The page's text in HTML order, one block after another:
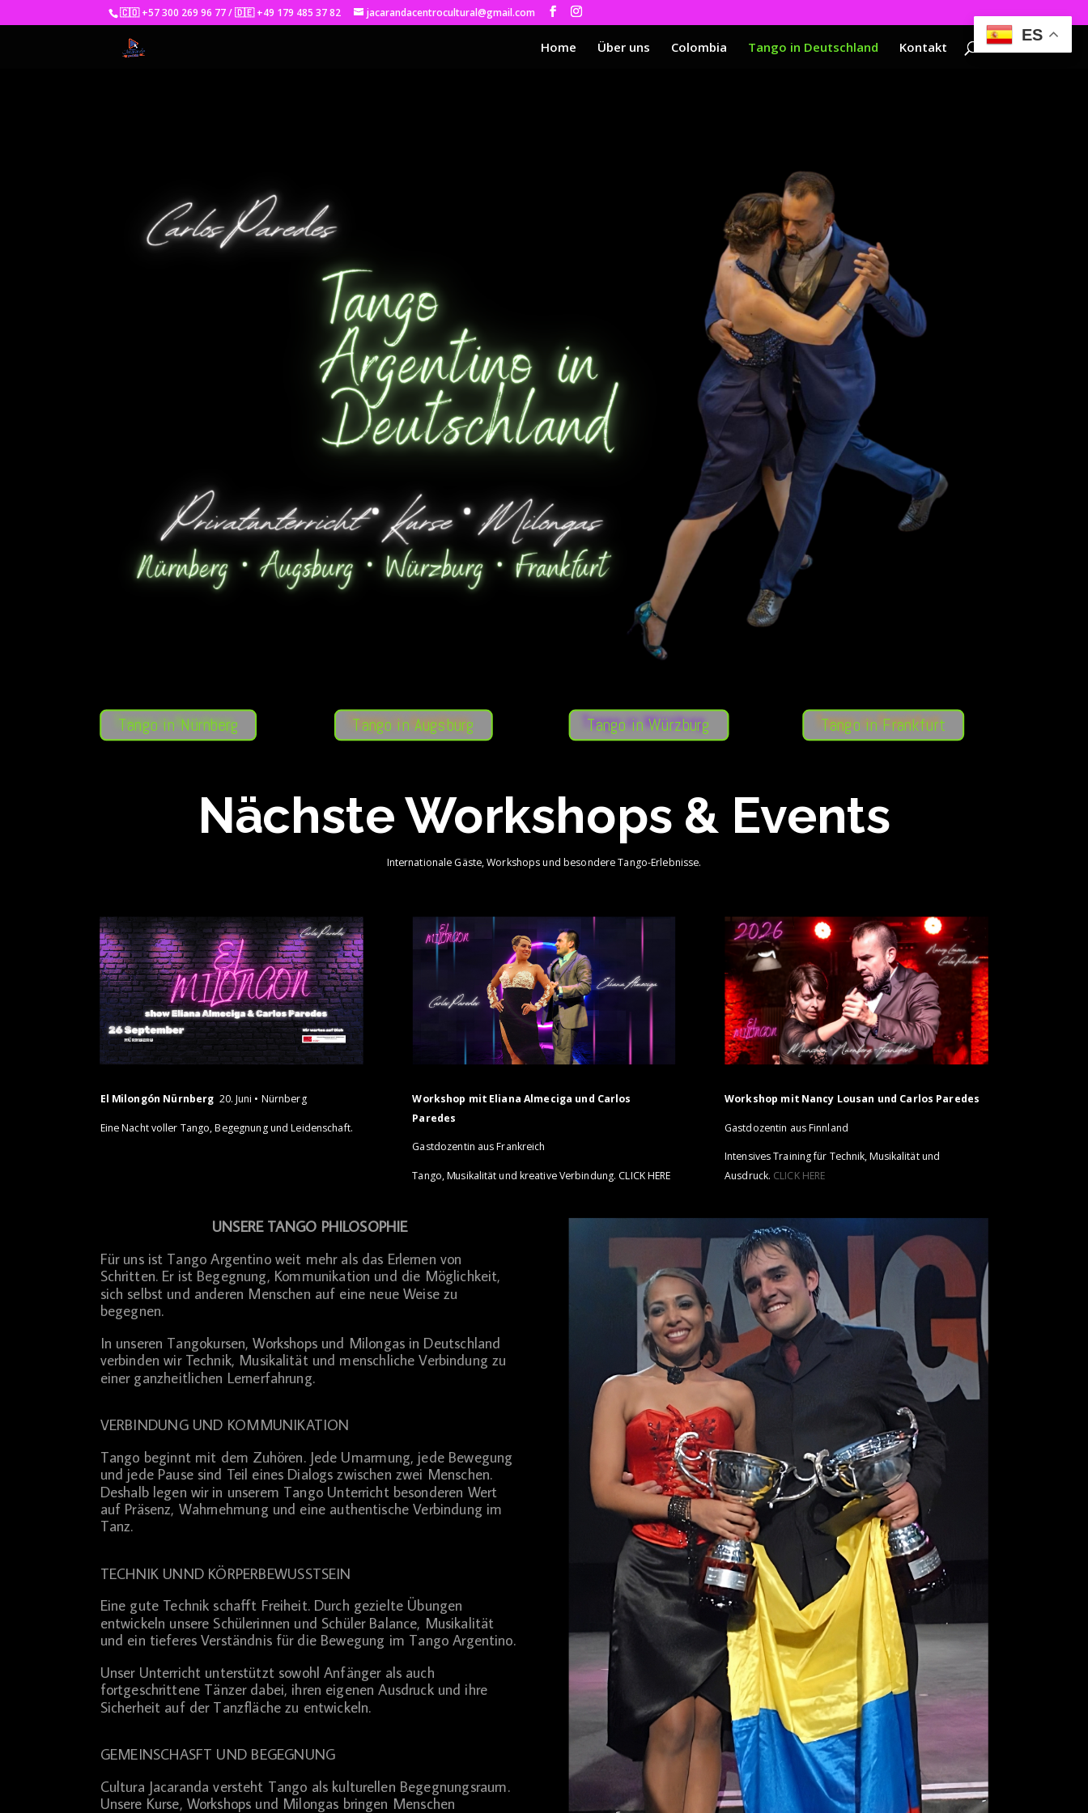
🇨🇴 +57 300 269 96 77 / 🇩🇪 +49 179 485 37 82 jacarandacentrocultural@gmail.com
Home Über uns Colombia Tango in Deutschland Kontakt
Tango in Nürnberg Tango in Augsburg Tango in Würzburg Tango in Frankfurt
Nächste Workshops & Events
Internationale Gäste, Workshops und besondere Tango-Erlebnisse.
El Milongón Nürnberg 20. Juni • Nürnberg
Eine Nacht voller Tango, Begegnung und Leidenschaft.
Workshop mit Eliana Almeciga und Carlos
Paredes
Gastdozentin aus Frankreich
Tango, Musikalität und kreative Verbindung. CLICK HERE
Workshop mit Nancy Lousan und Carlos Paredes
Gastdozentin aus Finnland
Intensives Training für Technik, Musikalität und
Ausdruck. CLICK HERE
UNSERE TANGO PHILOSOPHIE
Für uns ist Tango Argentino weit mehr als das Erlernen von
Schritten. Er ist Begegnung, Kommunikation und die Möglichkeit,
sich selbst und anderen Menschen auf eine neue Weise zu
begegnen.
In unseren Tangokursen, Workshops und Milongas in Deutschland
verbinden wir Technik, Musikalität und menschliche Verbindung zu
einer ganzheitlichen Lernerfahrung.
VERBINDUNG UND KOMMUNIKATION
Tango beginnt mit dem Zuhören. Jede Umarmung, jede Bewegung
und jede Pause sind Teil eines Dialogs zwischen zwei Menschen.
Deshalb legen wir in unserem Tango Unterricht besonderen Wert
auf Präsenz, Wahrnehmung und eine authentische Verbindung im
Tanz.
TECHNIK UNND KÖRPERBEWUSSTSEIN
Eine gute Technik schafft Freiheit. Durch gezielte Übungen
entwickeln unsere Schülerinnen und Schüler Balance, Musikalität
und ein tieferes Verständnis für die Bewegung im Tango Argentino.
Unser Unterricht unterstützt sowohl Anfänger als auch
fortgeschrittene Tänzer dabei, ihren eigenen Ausdruck und ihre
Sicherheit auf der Tanzfläche zu entwickeln.
GEMEINSCHASFT UND BEGEGNUNG
Cultura Jacaranda versteht Tango als kulturellen Begegnungsraum.
Unsere Kurse, Workshops und Milongas bringen Menschen
ES